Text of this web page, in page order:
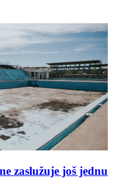
zaslužuje još jednu